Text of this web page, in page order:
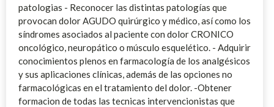
patologias - Reconocer las distintas patologías que
provocan dolor AGUDO quirúrgico y médico, así como los
síndromes asociados al paciente con dolor CRONICO
oncológico, neuropático o músculo esquelético. - Adquirir
conocimientos plenos en farmacología de los analgésicos
y sus aplicaciones clínicas, además de las opciones no
farmacológicas en el tratamiento del dolor. -Obtener
formacion de todas las tecnicas intervencionistas que